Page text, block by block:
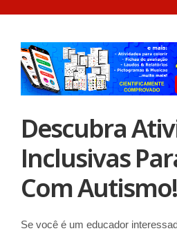
Descubra
Inclusivas
Com Autismo!
Se você é um educador